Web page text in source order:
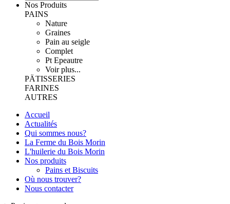
Nos Produits
PAINS
Nature
Graines
Pain au seigle
Complet
Pt Epeautre
Voir plus...
PÄTISSERIES
FARINES
AUTRES
Accueil
Actualités
Qui sommes nous?
La Ferme du Bois Morin
L'huilerie du Bois Morin
Nos produits
Pains et Biscuits
Où nous trouver?
Nous contacter